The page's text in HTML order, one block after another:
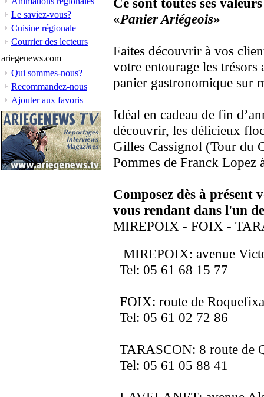
Le saviez-vous?
Cuisine régionale
Courrier des lecteurs
ariegenews.com
Qui sommes-nous?
Recommandez-nous
Ajouter aux favoris
«Panier Ariégeois»
Faites découvrir à vos
votre entourage les
panier gastronomique sur
Idéal en cadeau de fin
découvrir, les délicieux
Gilles Cassignol (Tour du
Pommes de Franck Lopez
Composez dès à présent
vous rendant dans l'un
MIREPOIX - FOIX -
MIREPOIX: avenue
Tel: 05 61 68 15 77
FOIX: route de
Tel: 05 61 02 72 86
TARASCON: 8 route de
Tel: 05 61 05 88 41